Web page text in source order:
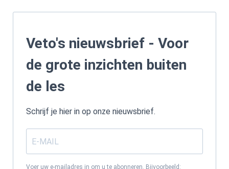
Veto's nieuwsbrief - Voor
de grote inzichten buiten
de les
Schrijf je hier in op onze nieuwsbrief.
Voer uw e-mailadres in om u te abonneren. Bijvoorbeeld: